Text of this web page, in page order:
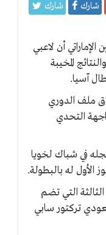
شارك شارك
أن لاعبي
المخيبة
آسيا.
ملف الدوري
التحدي
في شباك لخويا
الأول له بالبطولة.
التي تضم
تركتور سابي